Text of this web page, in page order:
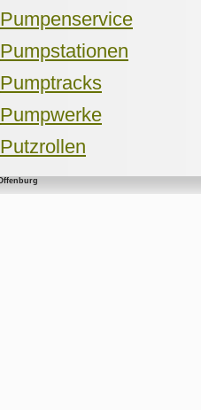
Pumpenservice
Pumpstationen
Pumptracks
Pumpwerke
Putzrollen